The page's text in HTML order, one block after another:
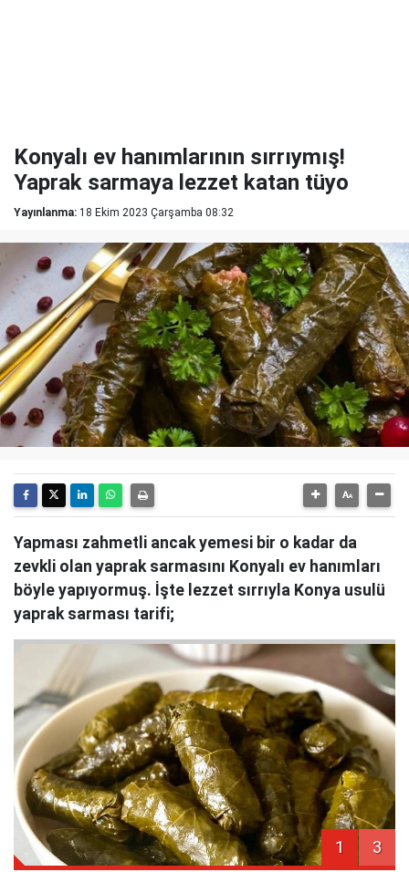
Konyalı ev hanımlarının sırrıymış!
Yaprak sarmaya lezzet katan tüyo
Yayınlanma: 18 Ekim 2023 Çarşamba 08:32
Yapması zahmetli ancak yemesi bir o kadar da
zevkli olan yaprak sarmasını Konyalı ev hanımları
böyle yapıyormuş. İşte lezzet sırrıyla Konya usulü
yaprak sarması tarifi;
1 3